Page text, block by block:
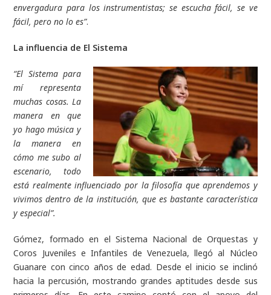
envergadura para los instrumentistas; se escucha fácil, se ve
fácil, pero no lo es”.
La influencia de El Sistema
“El Sistema para
mí representa
muchas cosas. La
manera en que
yo hago música y
la manera en
cómo me subo al
escenario, todo
está realmente influenciado por la filosofía que aprendemos y
vivimos dentro de la institución, que es bastante característica
y especial”.
Gómez, formado en el Sistema Nacional de Orquestas y
Coros Juveniles e Infantiles de Venezuela, llegó al Núcleo
Guanare con cinco años de edad. Desde el inicio se inclinó
hacia la percusión, mostrando grandes aptitudes desde sus